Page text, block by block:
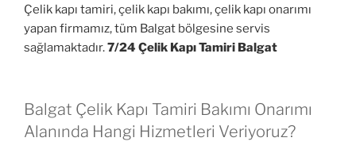
Çelik kapı tamiri, çelik kapı bakımı, çelik kapı onarımı
yapan firmamız, tüm Balgat bölgesine servis
sağlamaktadır.7/24 Çelik Kapı Tamiri Balgat
Balgat Çelik Kapı Tamiri Bakımı Onarımı
Alanında Hangi Hizmetleri Veriyoruz?